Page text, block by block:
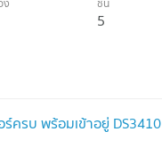
ชั้น
5
ครบ พร้อมเข้าอยู่ DS3410